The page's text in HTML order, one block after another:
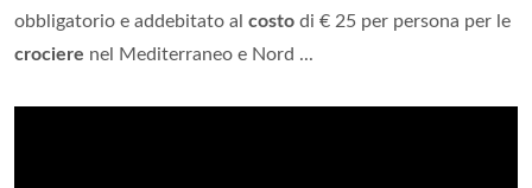
obbligatorio e addebitato al costo di € 25 per persona per le
crociere nel Mediterraneo e Nord ...